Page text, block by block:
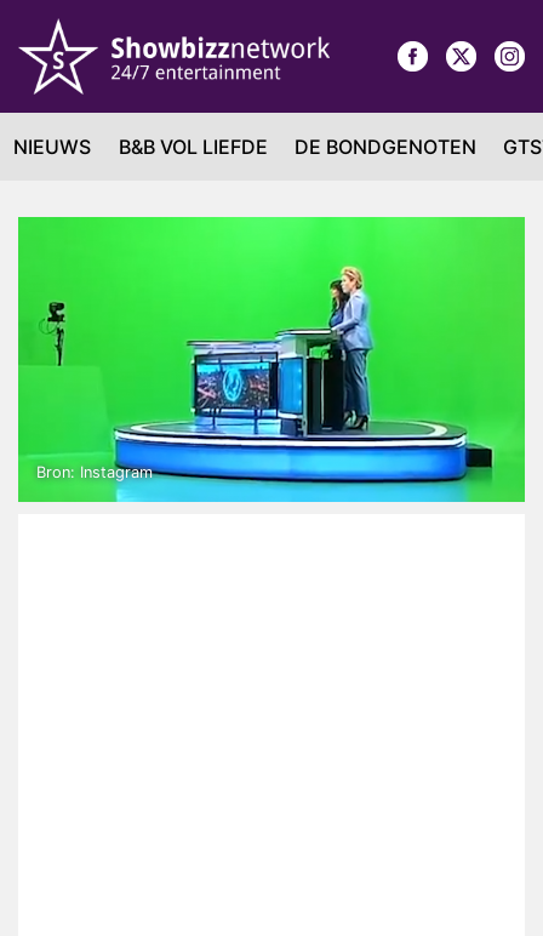
NIEUWS B&B VOL LIEFDE DE BONDGENOTEN
Bron: Instagram